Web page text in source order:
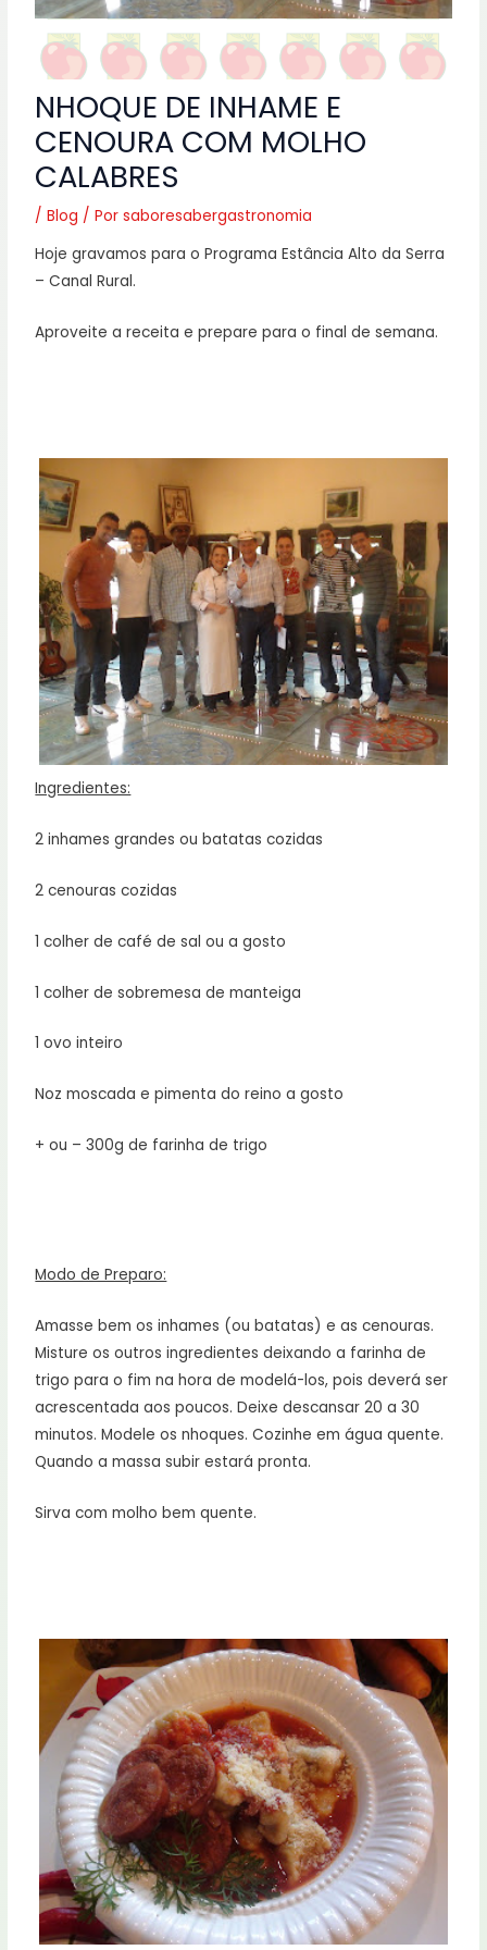
NHOQUE DE INHAME E
CENOURA COM MOLHO
CALABRES
/Blog / Porsaboresabergastronomia
Hoje gravamos para o Programa Estância Alto da Serra
– Canal Rural.
Aproveite a receita e prepare para o final de semana.
Ingredientes:
2 inhames grandes ou batatas cozidas
2 cenouras cozidas
1 colher de café de sal ou a gosto
1 colher de sobremesa de manteiga
1 ovo inteiro
Noz moscada e pimenta do reino a gosto
+ ou – 300g de farinha de trigo
Modo de Preparo:
Amasse bem os inhames (ou batatas) e as cenouras.
Misture os outros ingredientes deixando a farinha de
trigo para o fim na hora de modelá-los, pois deverá ser
acrescentada aos poucos. Deixe descansar 20 a 30
minutos. Modele os nhoques. Cozinhe em água quente.
Quando a massa subir estará pronta.
Sirva com molho bem quente.